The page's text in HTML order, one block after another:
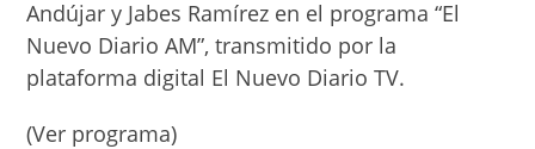
Andújar y Jabes Ramírez en el programa “El
Nuevo Diario AM”, transmitido por la
plataforma digital El Nuevo Diario TV.
(Ver programa)